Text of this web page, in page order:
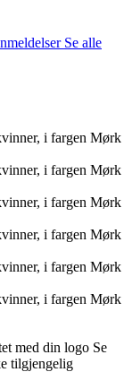
Se alle
med din logo Se
tilgjengelig